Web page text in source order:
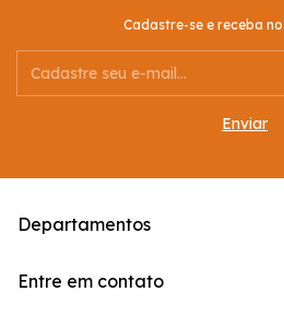
Cadastre-se e receba
Departamentos
Entre em contato